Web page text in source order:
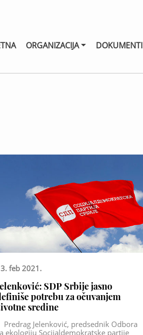
ORGANIZACIJA DOKUMENTI
feb 2021.
SDP Srbije jasno
potrebu za očuvanjem
sredine
Predrag Jelenković, predsednik Odbora
ekologiju Socijaldemokratske partije